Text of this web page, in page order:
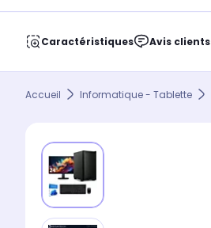
Caractéristiques Avis clients
Accueil Informatique - Tablette